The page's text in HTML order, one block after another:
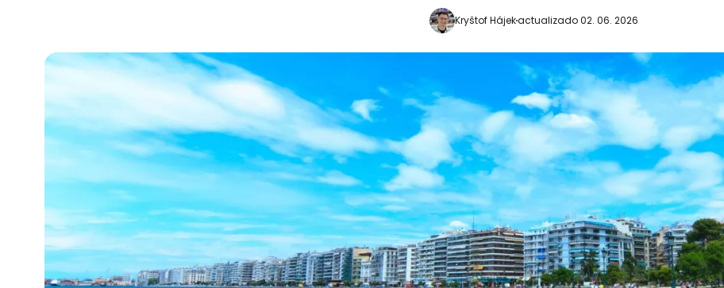
Kryštof Hájekactualizado 02. 06. 2026